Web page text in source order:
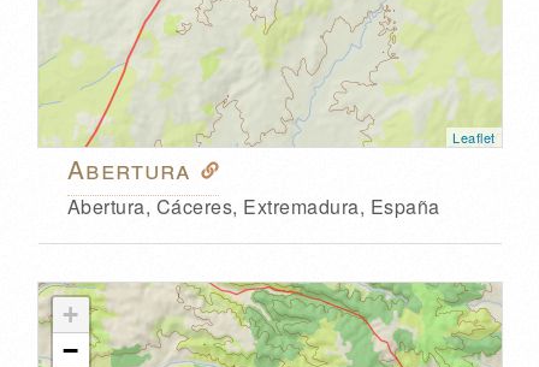
Leaflet
Abertura
Abertura, Cáceres, Extremadura, España
+
−